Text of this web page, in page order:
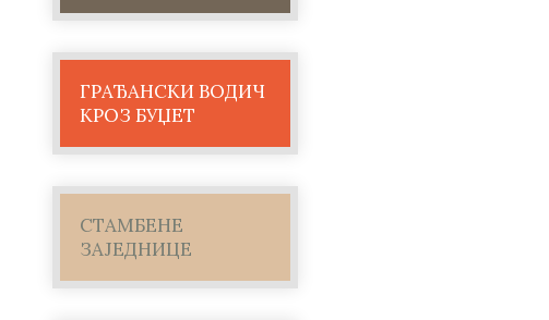
ГРАЂАНСКИ ВОДИЧ
КРОЗ БУЏЕТ
СТАМБЕНЕ
ЗАЈЕДНИЦЕ